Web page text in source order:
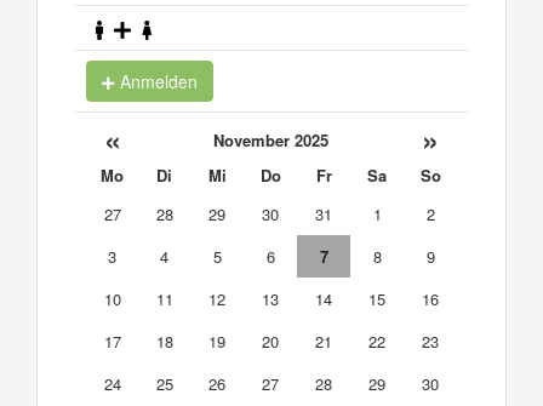
Anmelden
« November 2025 »
Mo Di Mi Do Fr Sa
So
27
28 29 30 31 1
2
3
4 5 6 7 8
9
10
11 12 13 14 15
16
17
18 19 20 21 22
23
24
25 26 27 28 29
30